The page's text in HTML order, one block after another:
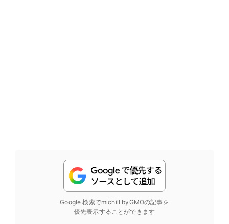
Google 検索でmichill byGMOの記事を
優先表示することができます